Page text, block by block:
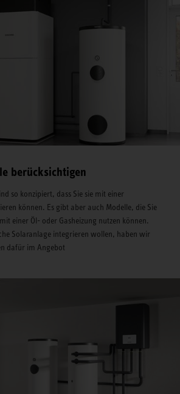
berücksichtigen
so konzipiert, dass Sie sie mit einer
können. Es gibt aber auch Modelle, die Sie
einer Öl- oder Gasheizung nutzen können.
Solaranlage integrieren wollen, haben wir
dafür im Angebot